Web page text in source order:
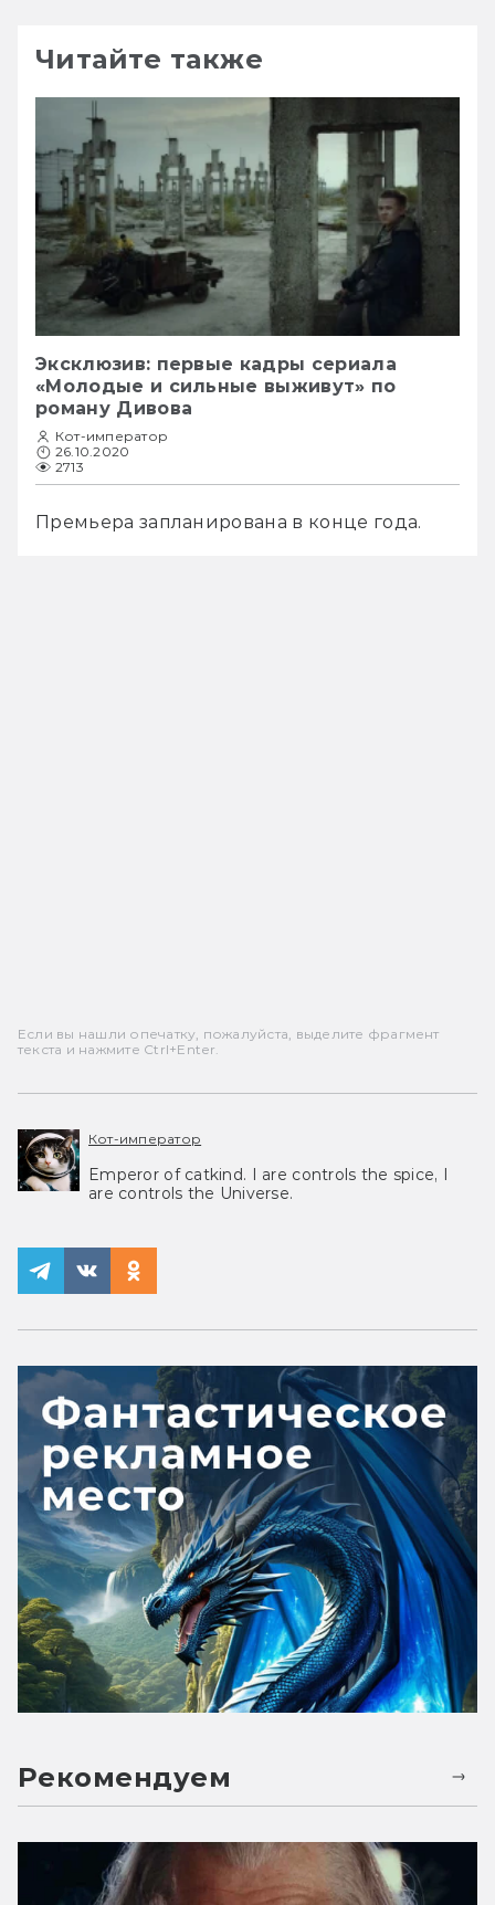
Читайте также
Эксклюзив: первые кадры сериала
«Молодые и сильные выживут» по
роману Дивова
Кот-император
26.10.2020
2713
Премьера запланирована в конце года.
Если вы нашли опечатку, пожалуйста, выделите фрагмент
текста и нажмите Ctrl+Enter.
Кот-император
Emperor of catkind. I are controls the spice, I
are controls the Universe.
Рекомендуем